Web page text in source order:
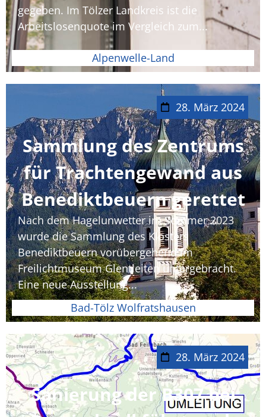
gegeben. Im Tölzer Landkreis ist die
Arbeitslosenquote im Vergleich zum...
Alpenwelle-Land
28. März 2024
Sammlung des Zentrums
für Trachtengewand aus
Benediktbeuern gerettet
Nach dem Hagelunwetter im Sommer 2023
wurde die Sammlung des Klosters
Benediktbeuern vorübergehend im
Freilichtmuseum Glentleiten untergebracht.
Eine neue Ausstellung...
Bad-Tölz Wolfratshausen
28. März 2024
Sanierung der B307 bei